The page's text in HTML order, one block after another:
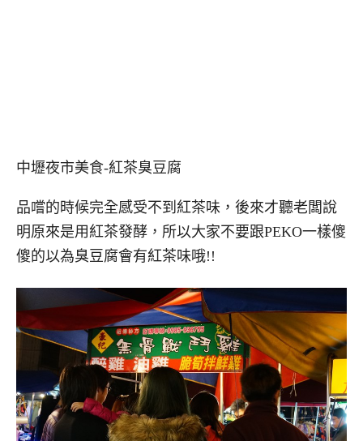
中壢夜市美食-紅茶臭豆腐
品嚐的時候完全感受不到紅茶味，後來才聽老闆說
明原來是用紅茶發酵，所以大家不要跟PEKO一樣傻
傻的以為臭豆腐會有紅茶味哦!!